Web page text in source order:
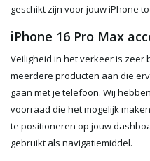
geschikt zijn voor jouw iPhone
iPhone 16 Pro Max
Veiligheid in het verkeer is zeer
meerdere producten aan die
gaan met je telefoon. Wij
voorraad die het mogelijk
te positioneren op jouw
gebruikt als navigatiemiddel.